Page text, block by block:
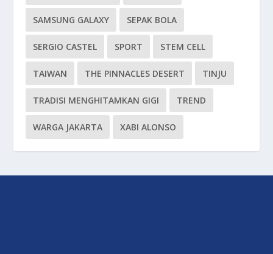
SAMSUNG GALAXY SEPAK BOLA
SERGIO CASTEL SPORT STEM CELL
TAIWAN THE PINNACLES DESERT TINJU
TRADISI MENGHITAMKAN GIGI TREND
WARGA JAKARTA XABI ALONSO